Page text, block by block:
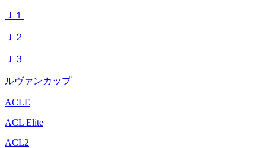
Ｊ１
Ｊ２
Ｊ３
ルヴァンカップ
ACLE
ACL Elite
ACL2